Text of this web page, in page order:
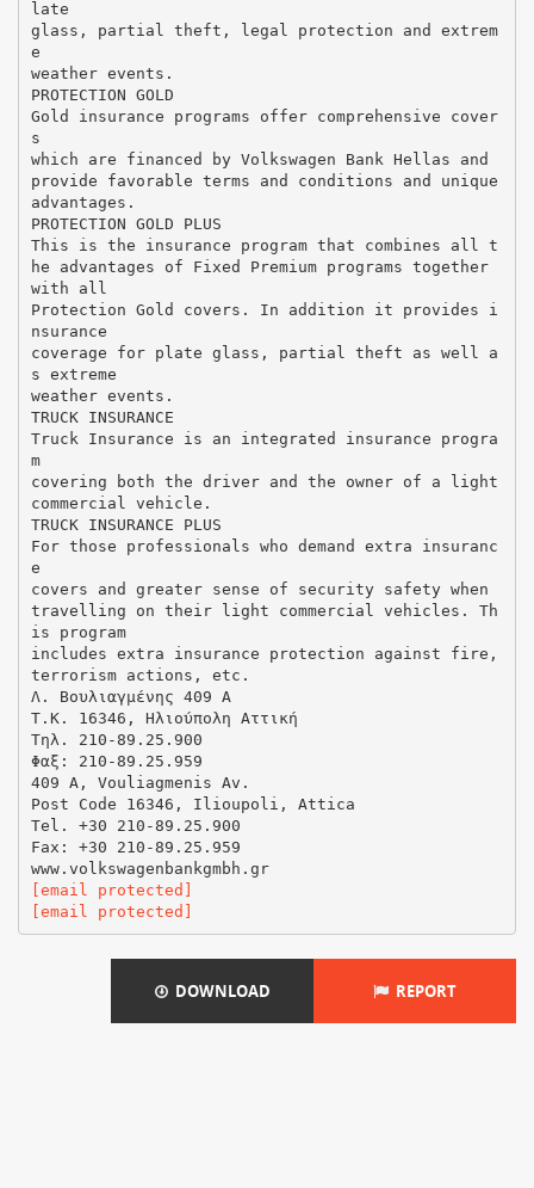
[email protected]
[email protected]
DOWNLOAD REPORT